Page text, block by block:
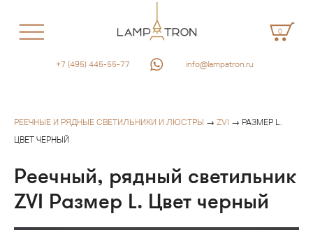
0
+7 (495) 445-55-77 info@lampatron.ru
РЕЕЧНЫЕ И РЯДНЫЕ СВЕТИЛЬНИКИ И ЛЮСТРЫ → ZVI → РАЗМЕР L.
ЦВЕТ ЧЕРНЫЙ
Реечный, рядный светильник
ZVI Размер L. Цвет черный